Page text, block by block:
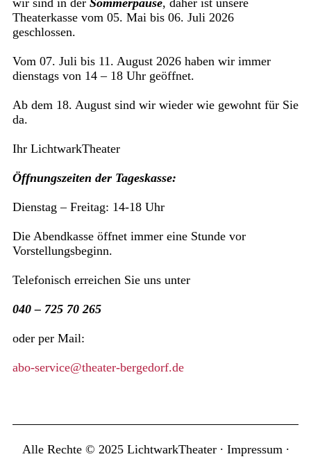
wir sind in derSommerpause, daher ist unsere
Theaterkasse vom 05. Mai bis 06. Juli 2026
geschlossen.
Vom 07. Juli bis 11. August 2026 haben wir immer
dienstags von 14 – 18 Uhr geöffnet.
Ab dem 18. August sind wir wieder wie gewohnt für Sie
da.
Ihr LichtwarkTheater
Öffnungszeiten der Tageskasse:
Dienstag – Freitag: 14-18 Uhr
Die Abendkasse öffnet immer eine Stunde vor
Vorstellungsbeginn.
Telefonisch erreichen Sie uns unter
040 – 725 70 265
oder per Mail:
abo-service@theater-bergedorf.de
Alle Rechte © 2025 LichtwarkTheater ∙ Impressum∙